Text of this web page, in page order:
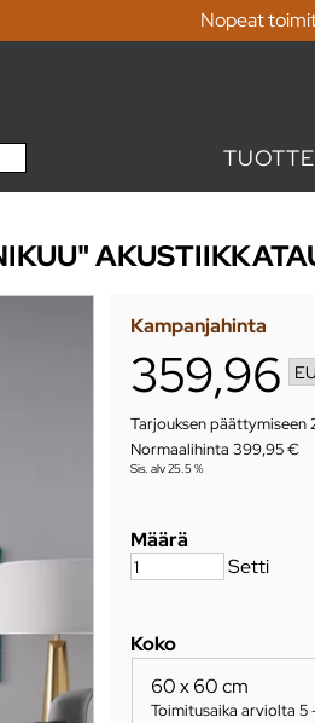
Nopeat
Kampanjahinta
359,96
Tarjouksen päättymiseen
Normaalihinta 399,95 €
Sis. alv 25.5 %
Määrä
Setti
Koko
60 x 60 cm
Toimitusaika arviolta 5